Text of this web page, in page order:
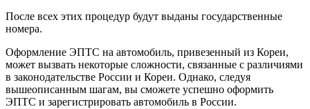
После всех этих процедур будут выданы государственные
номера.
Оформление ЭПТС на автомобиль, привезенный из Кореи,
может вызвать некоторые сложности, связанные с различиями
в законодательстве России и Кореи. Однако, следуя
вышеописанным шагам, вы сможете успешно оформить
ЭПТС и зарегистрировать автомобиль в России.